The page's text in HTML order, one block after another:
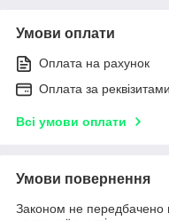
Умови оплати
Оплата на рахунок
Оплата за реквізитами
Всі умови оплати
Умови повернення
Законом не передбачено